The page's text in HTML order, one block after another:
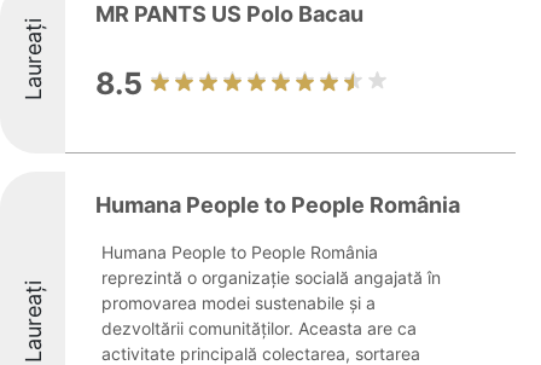
Laureați
MR PANTS US Polo Bacau
8.5
Laureați
Humana People to People România
Humana People to People România
reprezintă o organizație socială angajată în
promovarea modei sustenabile și a
dezvoltării comunităților. Aceasta are ca
activitate principală colectarea, sortarea